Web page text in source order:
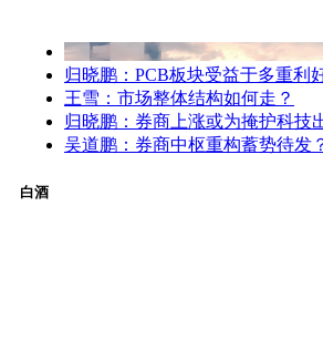
归晓鹏：PCB板块受益于多重利
王雪：市场整体结构如何走？
归晓鹏：券商上涨或为掩护科技
吴道鹏：券商中枢重构蓄势待发
白酒